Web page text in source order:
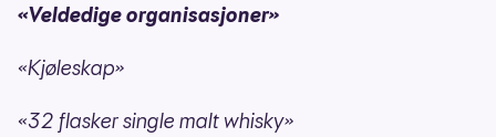
«Veldedige organisasjoner»
«Kjøleskap»
«32 flasker single malt whisky»